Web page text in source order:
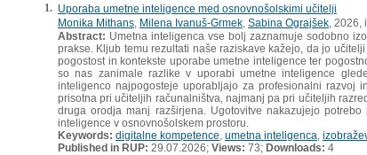
1. Uporaba umetne inteligence med osnovnošolskimi učitelji
Monika Mithans Milena Ivanuš-Grmek Sabina Ograjšek ,
Abstract: Umetna inteligenca vse bolj zaznamuje sodobno
prakse. Kljub temu rezultati naše raziskave kažejo, da jo
pogostost in kontekste uporabe umetne inteligence ter
so nas zanimale razlike v uporabi umetne inteligence
inteligenco najpogosteje uporabljajo za profesionalni razvoj
prisotna pri učiteljih računalništva, najmanj pa pri učiteljih
druga orodja manj razširjena. Ugotovitve nakazujejo
inteligence v osnovnošolskem prostoru.
Keywords: digitalne kompetence umetna inteligenca
Published in RUP: 29.07.2026; Views: 73; Downloads: 4